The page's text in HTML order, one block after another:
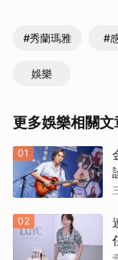
#秀蘭瑪雅 #
娛樂
更多娛樂相關文
01
02